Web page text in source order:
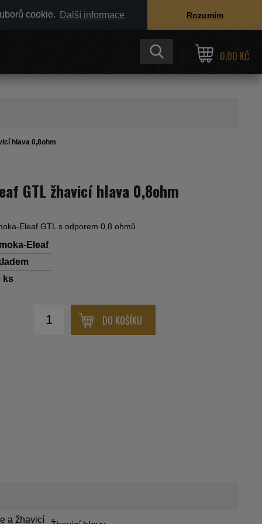
cookie. Další informace Rozumím
0,00 KČ
hlava 0,8ohm
GTL žhavicí hlava 0,8ohm
Eleaf GTL s odporem 0,8 ohmů
Eleaf
ks
DO KOŠÍKU
a žhavicí